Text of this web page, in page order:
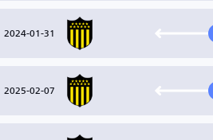
2024-01-31
2025-02-07